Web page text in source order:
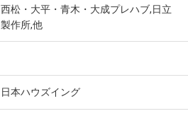
西松・大平・青木・大成プレハブ,日立
製作所,他
日本ハウズイング